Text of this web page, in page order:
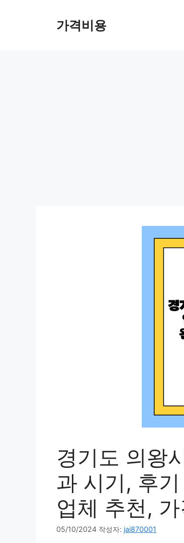
가격비용
경기도 의왕
과 시기, 후
업체 추천,
05/10/2024 작성자: jai870001